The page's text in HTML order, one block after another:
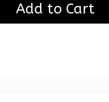
Add to Cart